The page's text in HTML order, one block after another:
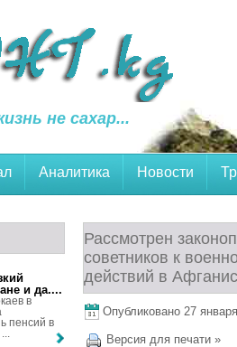
не сахар...
Аналитика Новости
Рассмотрен
советников к
действий в
Опубликовано 27
Версия для печати »
и да....
в
пенсий в